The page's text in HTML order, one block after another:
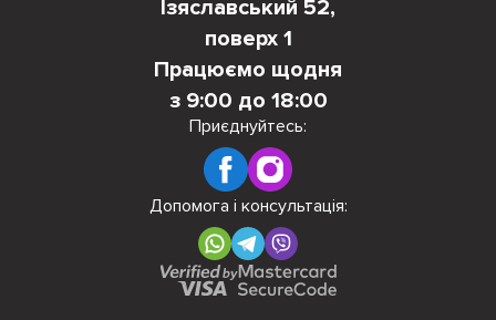
Ізяславський 52,
поверх 1
Працюємо щодня
з 9:00 до 18:00
Приєднуйтесь:
Допомога і консультація: